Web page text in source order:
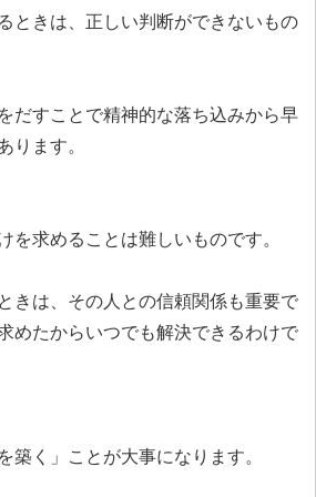
ときは、正しい判断ができないもの
だすことで精神的な落ち込みから早
ります。
を求めることは難しいものです。
きは、その人との信頼関係も重要で
めたからいつでも解決できるわけで
築く」ことが大事になります。